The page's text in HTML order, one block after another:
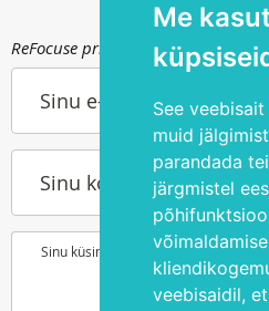
Me
See
muid
parandada
järgmistel
veebisaidil,
ReFocuse privaatsuspoliitika kohta
Sinu e-post
Sinu kontakttelefon
Sinu küsimus või soov